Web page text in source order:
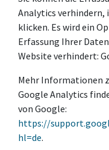
Analytics verhindern,
klicken. Es wird ein
Erfassung Ihrer
Website verhindert:
Mehr Informationen
Google Analytics
von Google:
https://
hl=de.